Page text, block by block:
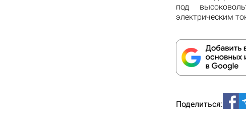
под
электрическим
Поделиться: